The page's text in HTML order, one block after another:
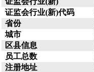
证监会行业(新)代码
省份
城市
区县信息
员工总数
注册地址